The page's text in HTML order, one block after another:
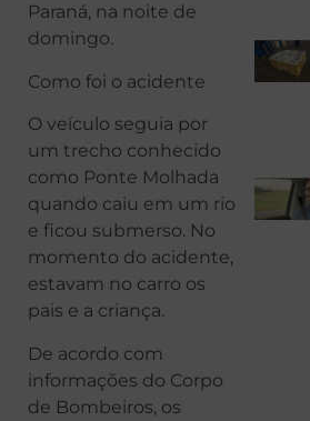
Paraná, na noite de
domingo.
Como foi o acidente
O veículo seguia por
um trecho conhecido
como Ponte Molhada
quando caiu em um rio
e ficou submerso. No
momento do acidente,
estavam no carro os
pais e a criança.
De acordo com
informações do Corpo
de Bombeiros, os